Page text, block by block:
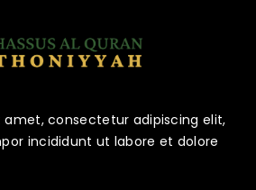
consectetur adipiscing elit,
incididunt ut labore et dolore